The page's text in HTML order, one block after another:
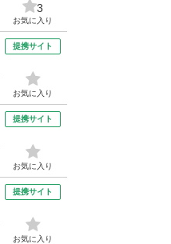
3
お気に入り
提携サイト
お気に入り
提携サイト
お気に入り
提携サイト
お気に入り